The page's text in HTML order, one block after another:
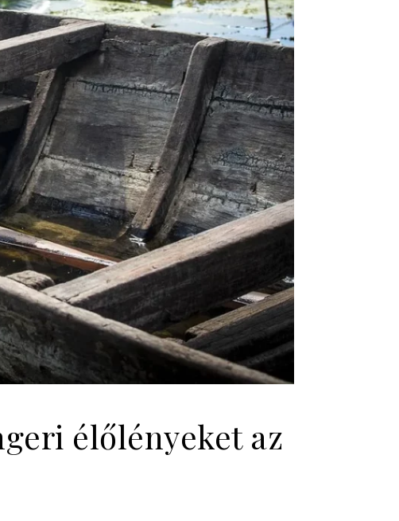
élőlényeket az